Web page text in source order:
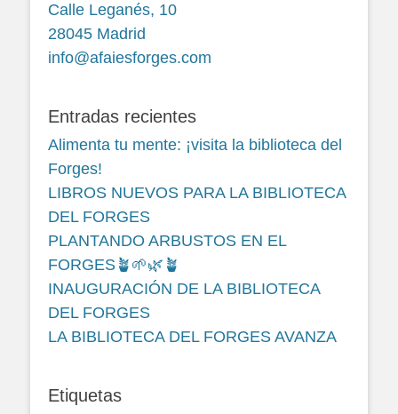
Calle Leganés, 10
28045 Madrid
info@afaiesforges.com
Entradas recientes
Alimenta tu mente: ¡visita la biblioteca del
Forges!
LIBROS NUEVOS PARA LA BIBLIOTECA
DEL FORGES
PLANTANDO ARBUSTOS EN EL
FORGES🪴🌱🌿🪴
INAUGURACIÓN DE LA BIBLIOTECA
DEL FORGES
LA BIBLIOTECA DEL FORGES AVANZA
Etiquetas